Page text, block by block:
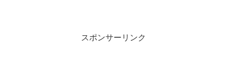
スポンサーリンク